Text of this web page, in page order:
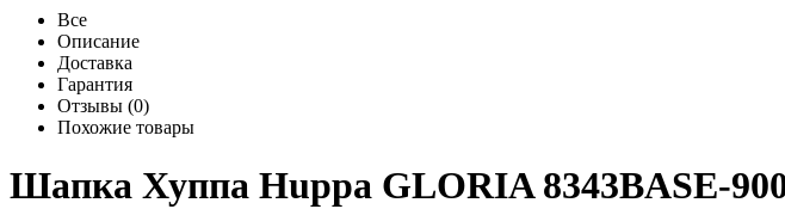
Все
Описание
Доставка
Гарантия
Отзывы (0)
Похожие товары
Шапка Хуппа Huppa GLORIA 8343BASE-